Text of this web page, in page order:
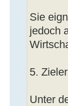
Sie
jedoch
5.
Unter